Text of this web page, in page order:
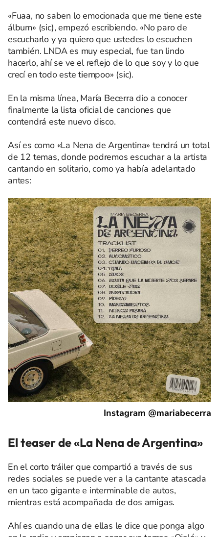
«Fuaa, no saben lo emocionada que me tiene este
álbum» (sic), empezó escribiendo. «No paro de
escucharlo y ya quiero que ustedes lo escuchen
también. LNDA es muy especial, fue tan lindo
hacerlo, ahí se ve el reflejo de lo que soy y lo que
crecí en todo este tiempoo» (sic).
En la misma línea, María Becerra dio a conocer
finalmente la lista oficial de canciones que
contendrá este nuevo disco.
Así es como «La Nena de Argentina» tendrá un total
de 12 temas, donde podremos escuchar a la artista
cantando en solitario, como ya había adelantado
antes:
Instagram @mariabecerra
El teaser de «La Nena de Argentina»
En el corto tráiler que compartió a través de sus
redes sociales se puede ver a la cantante atascada
en un taco gigante e interminable de autos,
mientras está acompañada de dos amigas.
Ahí es cuando una de ellas le dice que ponga algo